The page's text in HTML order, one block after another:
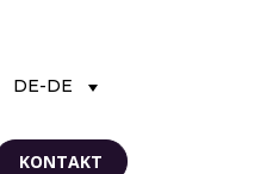
DE-DE
KONTAKT